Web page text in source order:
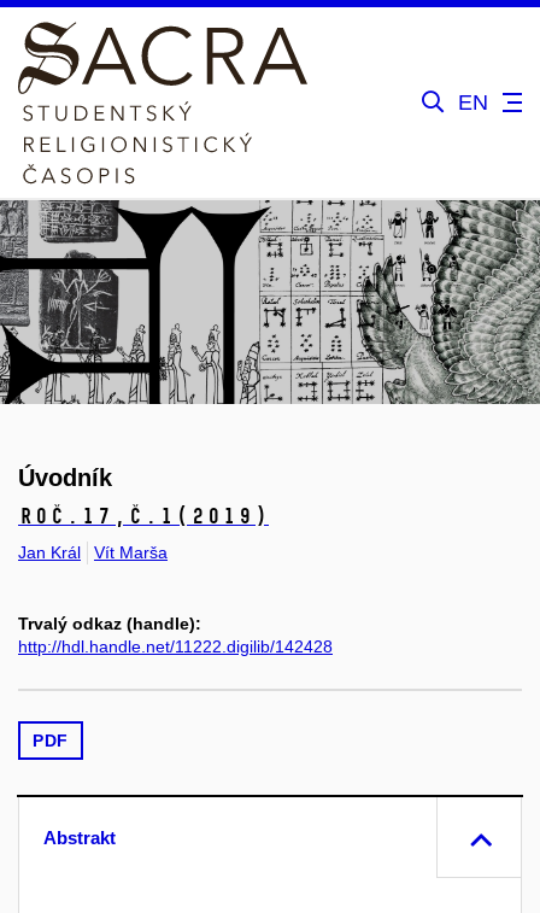
EN
Úvodník
Roč.17, č.1 (2019)
Jan Král Vít Marša
Trvalý odkaz (handle):
http://hdl.handle.net/11222.digilib/142428
PDF
Abstrakt